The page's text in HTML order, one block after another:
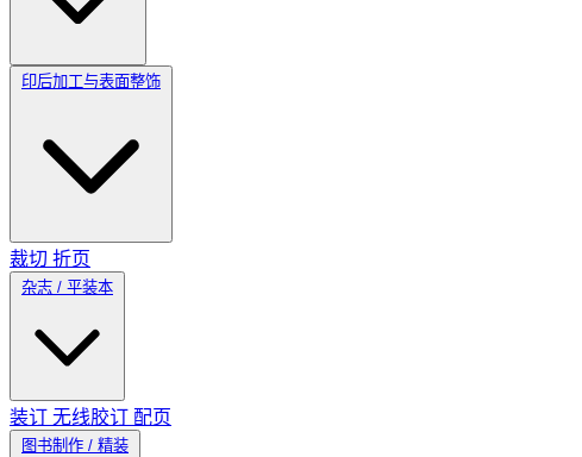
印后加工与表面整饰
裁切 折页
杂志 / 平装本
装订 无线胶订 配页
图书制作 / 精装